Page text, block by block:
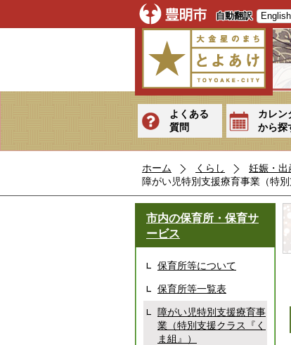
自動翻訳 English
よくある
質問
カレン
から探
ホーム くらし 妊娠・出
障がい児特別支援療育事業（特別
市内の保育所・保育サ
ービス
保育所等について
保育所等一覧表
障がい児特別支援療育事
業（特別支援クラス『く
ま組』）